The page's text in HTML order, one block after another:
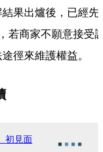
果出爐後，已經先
若商家不願意接受
徑來維護權益。
初見面